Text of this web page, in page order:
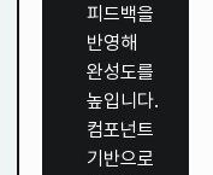
피드백을
반영해
완성도를
높입니다.
컴포넌트
기반으로